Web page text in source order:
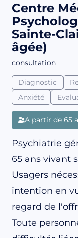
Centre
Sainte-
âgée)
consultation
Diagnostic
Anxiété
A partir de 65
Psychiatrie
65 ans vivant
Usagers
intention en
regard de
Toute